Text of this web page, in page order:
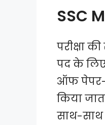
SSC
परीक्षा
पद के
ऑफ पेपर-
किया
साथ-साथ